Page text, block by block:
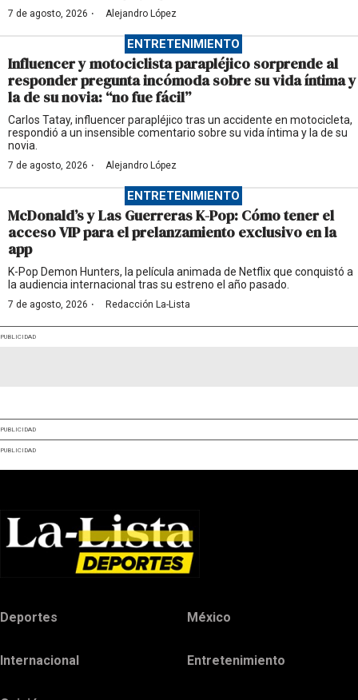
7 de agosto, 2026 · Alejandro López
ENTRETENIMIENTO
Influencer y motociclista parapléjico sorprende al
responder pregunta incómoda sobre su vida íntima y
la de su novia: “no fue fácil”
Carlos Tatay, influencer parapléjico tras un accidente en motocicleta,
respondió a un insensible comentario sobre su vida íntima y la de su
novia.
7 de agosto, 2026 · Alejandro López
ENTRETENIMIENTO
McDonald’s y Las Guerreras K-Pop: Cómo tener el
acceso VIP para el prelanzamiento exclusivo en la
app
K-Pop Demon Hunters, la película animada de Netflix que conquistó a
la audiencia internacional tras su estreno el año pasado.
7 de agosto, 2026 · Redacción La-Lista
PUBLICIDAD
PUBLICIDAD
PUBLICIDAD
Deportes México
Internacional Entretenimiento